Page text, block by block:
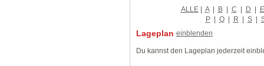
ALLE| A | B | C | D | E
P | Q | R | S |
Lageplan einblenden
Du kannst den Lageplan jederzeit